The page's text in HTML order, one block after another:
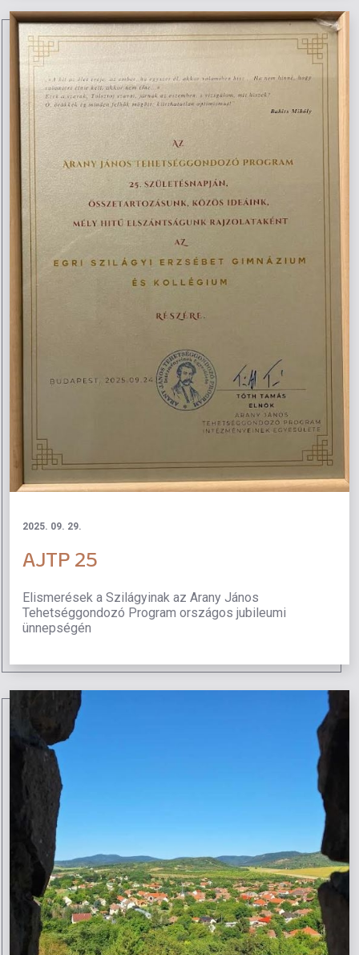
2025. 09. 29.
AJTP 25
Elismerések a Szilágyinak az Arany János
Tehetséggondozó Program országos jubileumi
ünnepségén